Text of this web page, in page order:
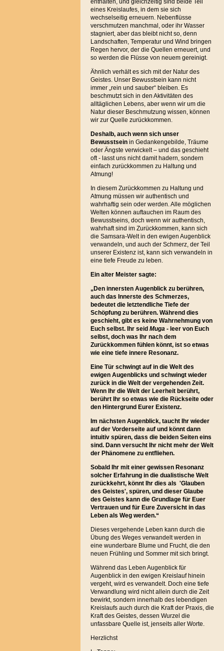
enthalten, und gleichzeitig sind beide Teil
eines Kreislaufes, in dem sie sich
wechselseitig erneuern. Nebenflüsse
verschmutzen manchmal, oder ihr Wasser
stagniert, aber das bleibt nicht so, denn
Landschaften, Temperatur und Wind bringen
Regen hervor, der die Quellen erneuert, und
so werden die Flüsse von neuem gereinigt.
Ähnlich verhält es sich mit der Natur des
Geistes. Unser Bewusstsein kann nicht
immer „rein und sauber“ bleiben. Es
beschmutzt sich in den Aktivitäten des
alltäglichen Lebens, aber wenn wir um die
Natur dieser Beschmutzung wissen, können
wir zur Quelle zurückkommen.
Deshalb, auch wenn sich unser
Bewusstseinin Gedankengebilde, Träume
oder Ängste verwickelt – und das geschieht
oft - lasst uns nicht damit hadern, sondern
einfach zurückkommen zu Haltung und
Atmung!
In diesem Zurückkommen zu Haltung und
Atmung müssen wir authentisch und
wahrhaftig sein oder werden. Alle möglichen
Welten können auftauchen im Raum des
Bewusstseins, doch wenn wir authentisch,
wahrhaft sind im Zurückkommen, kann sich
die Samsara-Welt in den ewigen Augenblick
verwandeln, und auch der Schmerz, der Teil
unserer Existenz ist, kann sich verwandeln in
eine tiefe Freude zu leben.
Ein alter Meister sagte:
„Den innersten Augenblick zu berühren,
auch das Innerste des Schmerzes,
bedeutet die letztendliche Tiefe der
Schöpfung zu berühren. Während dies
geschieht, gibt es keine Wahrnehmung von
Euch selbst. Ihr seid Muga- leer von Euch
selbst, doch was Ihr nach dem
Zurückkommen fühlen könnt, ist so etwas
wie eine tiefe innere Resonanz.
Eine Tür schwingt auf in die Welt des
ewigen Augenblicks und schwingt wieder
zurück in die Welt der vergehenden Zeit.
Wenn Ihr die Welt der Leerheit berührt,
berührt Ihr so etwas wie die Rückseite oder
den Hintergrund Eurer Existenz.
Im nächsten Augenblick, taucht Ihr wieder
auf der Vorderseite auf und könnt dann
intuitiv spüren, dass die beiden Seiten eins
sind. Dann versucht Ihr nicht mehr der Welt
der Phänomene zu entfliehen.
Sobald Ihr mit einer gewissen Resonanz
solcher Erfahrung in die dualistische Welt
zurückkehrt, könnt Ihr dies als 'Glauben
des Geistes', spüren, und dieser Glaube
des Geistes kann die Grundlage für Euer
Vertrauen und für Eure Zuversicht in das
Leben als Weg werden.“
Dieses vergehende Leben kann durch die
Übung des Weges verwandelt werden in
eine wunderbare Blume und Frucht, die den
neuen Frühling und Sommer mit sich bringt.
Während das Leben Augenblick für
Augenblick in den ewigen Kreislauf hinein
vergeht, wird es verwandelt. Doch eine tiefe
Verwandlung wird nicht allein durch die Zeit
bewirkt, sondern innerhalb des lebendigen
Kreislaufs auch durch die Kraft der Praxis, die
Kraft des Geistes, dessen Wurzel die
unfassbare Quelle ist, jenseits aller Worte.
Herzlichst